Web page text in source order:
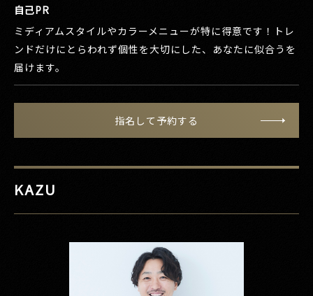
自己PR
ミディアムスタイルやカラーメニューが特に得意です！トレ
ンドだけにとらわれず個性を大切にした、あなたに似合うを
届けます。
指名して予約する
KAZU